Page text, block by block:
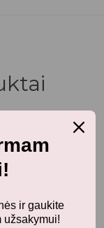
-50%
ir gaukite
užsakymui!